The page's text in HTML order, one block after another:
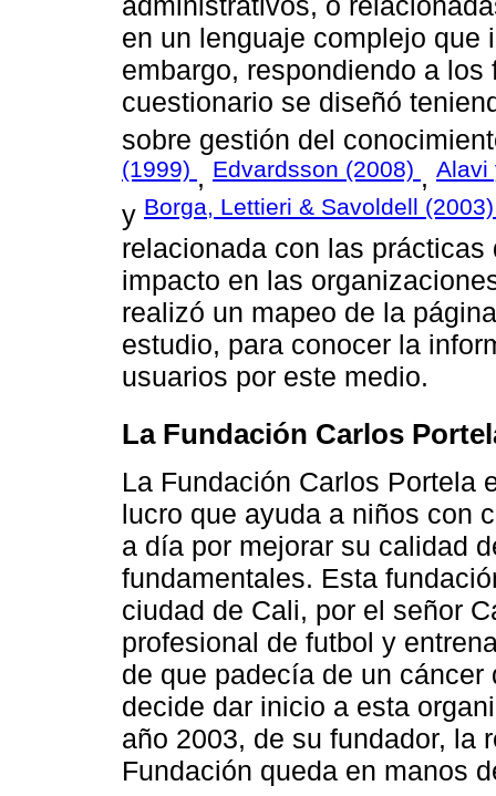
en un lenguaje complejo que
embargo, respondiendo a
cuestionario se diseñó
sobre gestión del
(1999) , Edvardsson (2008) , Alavi
y Borga, Lettieri & Savoldell
relacionada con las
impacto en las
realizó un mapeo de la
estudio, para conocer la
usuarios por este medio.
La Fundación Carlos
La Fundación Carlos Portela
lucro que ayuda a niños con
a día por mejorar su calidad
fundamentales. Esta
ciudad de Cali, por el señor
profesional de futbol y
de que padecía de un
decide dar inicio a esta
año 2003, de su fundador, la
Fundación queda en manos